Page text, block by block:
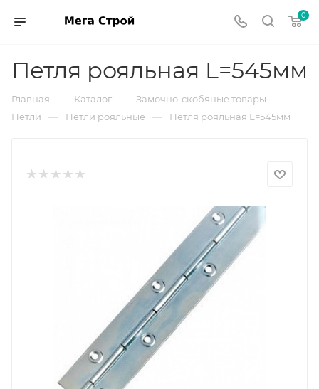
0
Петля рояльная L=545мм
Главная — Каталог — Замочно-скобяные товары —
Петли — Петли рояльные — Петля рояльная L=545мм